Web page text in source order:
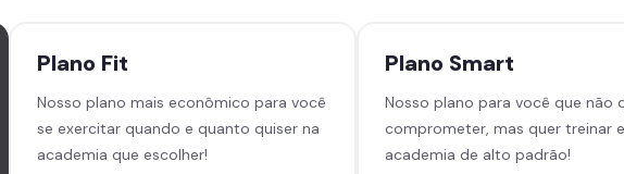
Plano Fit
Nosso plano mais econômico para você
se exercitar quando e quanto quiser na
academia que escolher!
Plano Smart
Nosso plano para você que não
comprometer, mas quer treinar
academia de alto padrão!